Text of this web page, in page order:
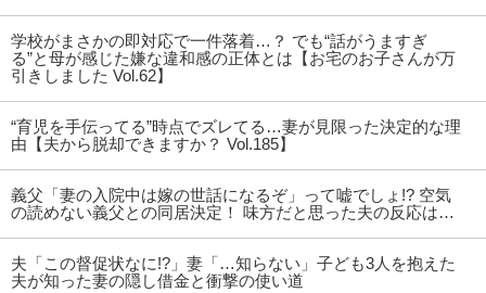
学校がまさかの即対応で一件落着…？ でも“話がうますぎ
る”と母が感じた嫌な違和感の正体とは【お宅のお子さんが万
引きしました Vol.62】
“育児を手伝ってる”時点でズレてる…妻が見限った決定的な理
由【夫から脱却できますか？ Vol.185】
義父「妻の入院中は嫁の世話になるぞ」って嘘でしょ!? 空気
の読めない義父との同居決定！ 味方だと思った夫の反応は…
夫「この督促状なに!?」妻「…知らない」子ども3人を抱えた
夫が知った妻の隠し借金と衝撃の使い道